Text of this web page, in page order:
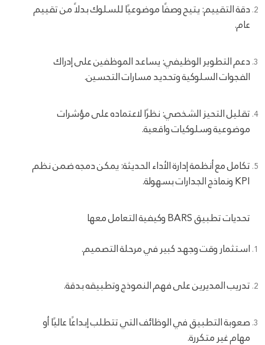
دقة التقييم: يتيح وصفًا موضوعيًا للسلوك بدلاً من تقييم
عام.
دعم التطوير الوظيفي: يساعد الموظفين على إدراك
الفجوات السلوكية وتحديد مسارات التحسين.
تقليل التحيز الشخصي: نظرًا لاعتماده على مؤشرات
موضوعية وسلوكيات واقعية.
تكامل مع أنظمة إدارة الأداء الحديثة: يمكن دمجه ضمن نظم
KPI ونماذج الجدارات بسهولة.
تحديات تطبيق BARS وكيفية التعامل معها
استثمار وقت وجهد كبير في مرحلة التصميم.
تدريب المديرين على فهم النموذج وتطبيقه بدقة.
صعوبة التطبيق في الوظائف التي تتطلب إبداعًا عاليًا أو
مهام غير متكررة.